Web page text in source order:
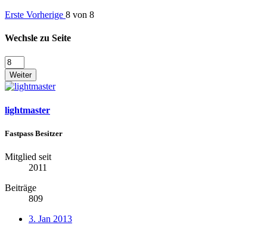
Erste Vorherige 8 von 8
Wechsle zu Seite
Weiter
lightmaster
Fastpass Besitzer
Mitglied seit
2011
Beiträge
809
3. Jan 2013